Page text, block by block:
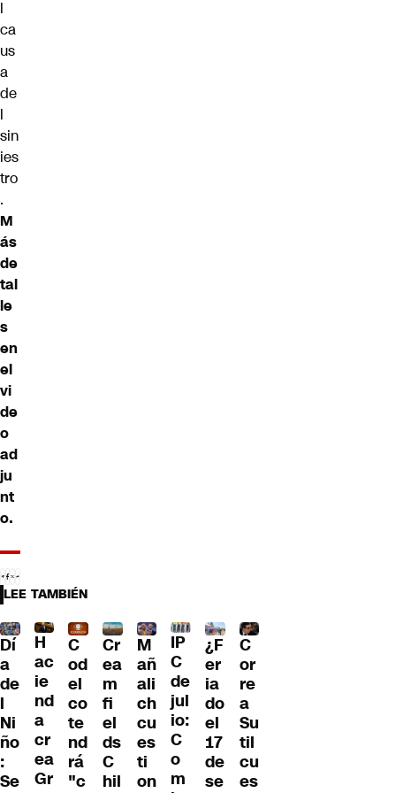
l
ca
us
a
de
l
sin
ies
tro
.
M
ás
de
tal
le
s
en
el
vi
de
o
ad
ju
nt
o.
LEE TAMBIÉN
Dí
a
de
l
Ni
ño
:
Se
H
ac
ie
nd
a
cr
ea
Gr
C
od
el
co
te
nd
rá
"c
Cr
ea
m
fi
el
ds
C
hil
M
añ
ali
ch
cu
es
ti
on
IP
C
de
jul
io:
C
o
m
¿F
er
ia
do
el
17
de
se
C
or
re
a
Su
til
cu
es